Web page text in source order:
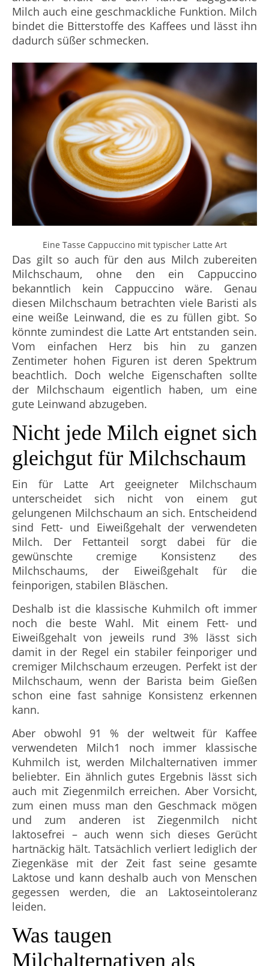
Milch auch eine geschmackliche Funktion. Milch
bindet die Bitterstoffe des Kaffees und lässt ihn
dadurch süßer schmecken.
Eine Tasse Cappuccino mit typischer Latte Art
Das gilt so auch für den aus Milch zubereiten
Milchschaum, ohne den ein Cappuccino
bekanntlich kein Cappuccino wäre. Genau
diesen Milchschaum betrachten viele Baristi als
eine weiße Leinwand, die es zu füllen gibt. So
könnte zumindest die Latte Art entstanden sein.
Vom einfachen Herz bis hin zu ganzen
Zentimeter hohen Figuren ist deren Spektrum
beachtlich. Doch welche Eigenschaften sollte
der Milchschaum eigentlich haben, um eine
gute Leinwand abzugeben.
Nicht jede Milch eignet sich
gleichgut für Milchschaum
Ein für Latte Art geeigneter Milchschaum
unterscheidet sich nicht von einem gut
gelungenen Milchschaum an sich. Entscheidend
sind Fett- und Eiweißgehalt der verwendeten
Milch. Der Fettanteil sorgt dabei für die
gewünschte cremige Konsistenz des
Milchschaums, der Eiweißgehalt für die
feinporigen, stabilen Bläschen.
Deshalb ist die klassische Kuhmilch oft immer
noch die beste Wahl. Mit einem Fett- und
Eiweißgehalt von jeweils rund 3% lässt sich
damit in der Regel ein stabiler feinporiger und
cremiger Milchschaum erzeugen. Perfekt ist der
Milchschaum, wenn der Barista beim Gießen
schon eine fast sahnige Konsistenz erkennen
kann.
Aber obwohl 91 % der weltweit für Kaffee
verwendeten Milch1 noch immer klassische
Kuhmilch ist, werden Milchalternativen immer
beliebter. Ein ähnlich gutes Ergebnis lässt sich
auch mit Ziegenmilch erreichen. Aber Vorsicht,
zum einen muss man den Geschmack mögen
und zum anderen ist Ziegenmilch nicht
laktosefrei – auch wenn sich dieses Gerücht
hartnäckig hält. Tatsächlich verliert lediglich der
Ziegenkäse mit der Zeit fast seine gesamte
Laktose und kann deshalb auch von Menschen
gegessen werden, die an Laktoseintoleranz
leiden.
Was taugen
Milchalternativen als